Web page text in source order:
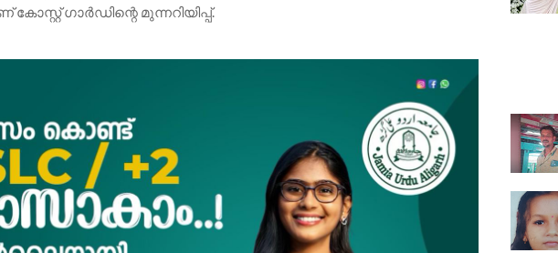
ഗാർഡിന്റെ മുന്നറിയിപ്പ്.